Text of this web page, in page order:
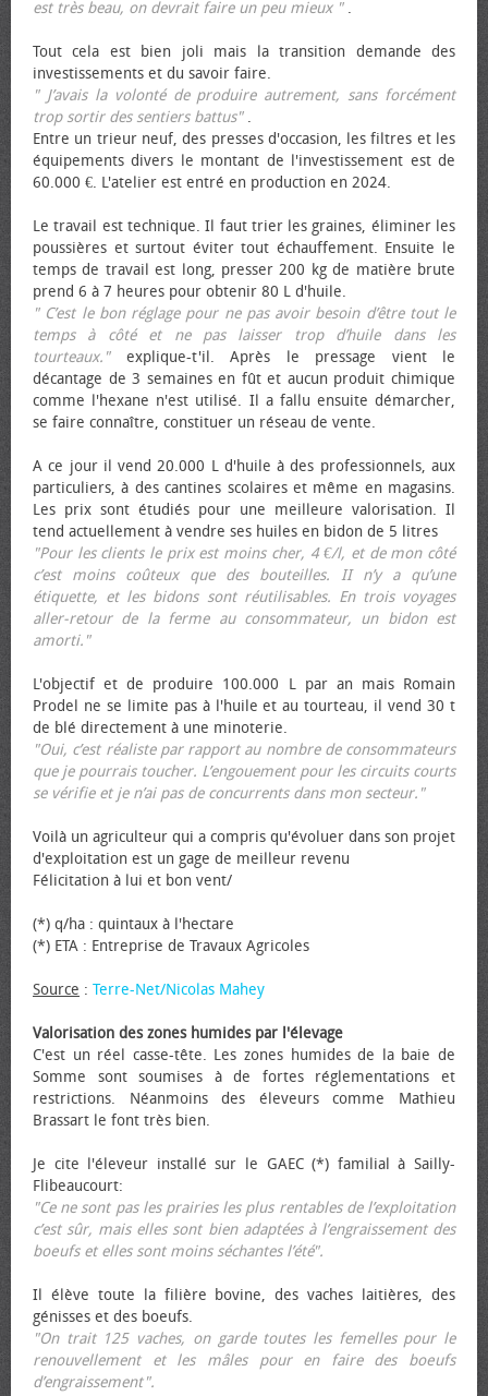
est très beau, on devrait faire un peu mieux ".
Tout cela est bien joli mais la transition demande des
investissements et du savoir faire.
" J’avais la volonté de produire autrement, sans forcément
trop sortir des sentiers battus".
Entre un trieur neuf, des presses d'occasion, les filtres et les
équipements divers le montant de l'investissement est de
60.000 €. L'atelier est entré en production en 2024.
Le travail est technique. Il faut trier les graines, éliminer les
poussières et surtout éviter tout échauffement. Ensuite le
temps de travail est long, presser 200 kg de matière brute
prend 6 à 7 heures pour obtenir 80 L d'huile.
" C’est le bon réglage pour ne pas avoir besoin d’être tout le
temps à côté et ne pas laisser trop d’huile dans les
tourteaux."explique-t'il. Après le pressage vient le
décantage de 3 semaines en fût et aucun produit chimique
comme l'hexane n'est utilisé. Il a fallu ensuite démarcher,
se faire connaître, constituer un réseau de vente.
A ce jour il vend 20.000 L d'huile à des professionnels, aux
particuliers, à des cantines scolaires et même en magasins.
Les prix sont étudiés pour une meilleure valorisation. Il
tend actuellement à vendre ses huiles en bidon de 5 litres
"Pour les clients le prix est moins cher, 4 €/l, et de mon côté
c’est moins coûteux que des bouteilles. II n’y a qu’une
étiquette, et les bidons sont réutilisables. En trois voyages
aller-retour de la ferme au consommateur, un bidon est
amorti."
L'objectif et de produire 100.000 L par an mais Romain
Prodel ne se limite pas à l'huile et au tourteau, il vend 30 t
de blé directement à une minoterie.
"Oui, c’est réaliste par rapport au nombre de consommateurs
que je pourrais toucher. L’engouement pour les circuits courts
se vérifie et je n’ai pas de concurrents dans mon secteur."
Voilà un agriculteur qui a compris qu'évoluer dans son projet
d'exploitation est un gage de meilleur revenu
Félicitation à lui et bon vent/
(*) q/ha : quintaux à l'hectare
(*) ETA : Entreprise de Travaux Agricoles
Source : Terre-Net/Nicolas Mahey
Valorisation des zones humides par l'élevage
C'est un réel casse-tête. Les zones humides de la baie de
Somme sont soumises à de fortes réglementations et
restrictions. Néanmoins des éleveurs comme Mathieu
Brassart le font très bien.
Je cite l'éleveur installé sur le GAEC (*) familial à Sailly-
Flibeaucourt:
"Ce ne sont pas les prairies les plus rentables de l’exploitation
c’est sûr, mais elles sont bien adaptées à l’engraissement des
bœufs et elles sont moins séchantes l’été".
Il élève toute la filière bovine, des vaches laitières, des
génisses et des bœufs.
"On trait 125 vaches, on garde toutes les femelles pour le
renouvellement et les mâles pour en faire des bœufs
d’engraissement".